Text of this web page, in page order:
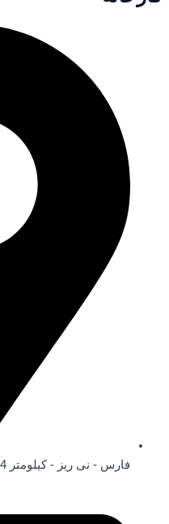
فارس - نی ریز - کیلومتر 24 جاده نی ریز - سیرجان